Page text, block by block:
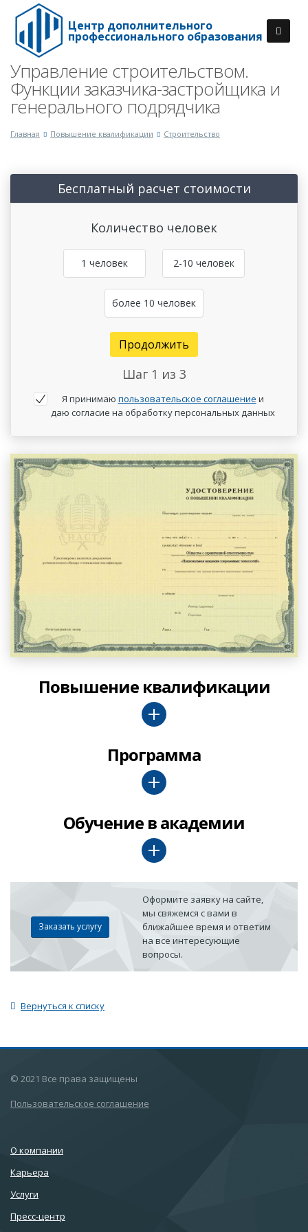
Центр дополнительного
профессионального образования
Управление строительством.
Функции заказчика-застройщика и
генерального подрядчика
Главная Повышение квалификации Строительство
Бесплатный расчет стоимости
Количество человек
1 человек 2-10 человек
более 10 человек
Продолжить
Шаг 1 из 3
Я принимаю пользовательское соглашение и
даю согласие на обработку персональных данных
Повышение квалификации
Программа
Обучение в академии
Заказать услугу
Оформите заявку на сайте,
мы свяжемся с вами в
ближайшее время и ответим
на все интересующие
вопросы.
Вернуться к списку
© 2021 Все права защищены
Пользовательское соглашение
О компании
Карьера
Услуги
Пресс-центр